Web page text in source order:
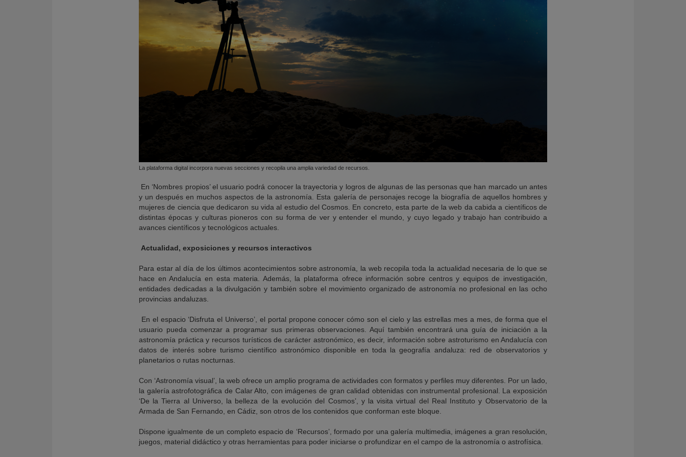
La plataforma digital incorpora nuevas secciones y recopila una amplia variedad de recursos.
En ‘Nombres propios’ el usuario podrá conocer la trayectoria y logros de algunas de las personas que han marcado un antes
y un después en muchos aspectos de la astronomía. Esta galería de personajes recoge la biografía de aquellos hombres y
mujeres de ciencia que dedicaron su vida al estudio del Cosmos. En concreto, esta parte de la web da cabida a científicos de
distintas épocas y culturas pioneros con su forma de ver y entender el mundo, y cuyo legado y trabajo han contribuido a
avances científicos y tecnológicos actuales.
Actualidad, exposiciones y recursos interactivos
Para estar al día de los últimos acontecimientos sobre astronomía, la web recopila toda la actualidad necesaria de lo que se
hace en Andalucía en esta materia. Además, la plataforma ofrece información sobre centros y equipos de investigación,
entidades dedicadas a la divulgación y también sobre el movimiento organizado de astronomía no profesional en las ocho
provincias andaluzas.
En el espacio ‘Disfruta el Universo’, el portal propone conocer cómo son el cielo y las estrellas mes a mes, de forma que el
usuario pueda comenzar a programar sus primeras observaciones. Aquí también encontrará una guía de iniciación a la
astronomía práctica y recursos turísticos de carácter astronómico, es decir, información sobre astroturismo en Andalucía con
datos de interés sobre turismo científico astronómico disponible en toda la geografía andaluza: red de observatorios y
planetarios o rutas nocturnas.
Con ‘Astronomía visual’, la web ofrece un amplio programa de actividades con formatos y perfiles muy diferentes. Por un lado,
la galería astrofotográfica de Calar Alto, con imágenes de gran calidad obtenidas con instrumental profesional. La exposición
‘De la Tierra al Universo, la belleza de la evolución del Cosmos’, y la visita virtual del Real Instituto y Observatorio de la
Armada de San Fernando, en Cádiz, son otros de los contenidos que conforman este bloque.
Dispone igualmente de un completo espacio de ‘Recursos’, formado por una galería multimedia, imágenes a gran resolución,
juegos, material didáctico y otras herramientas para poder iniciarse o profundizar en el campo de la astronomía o astrofísica.